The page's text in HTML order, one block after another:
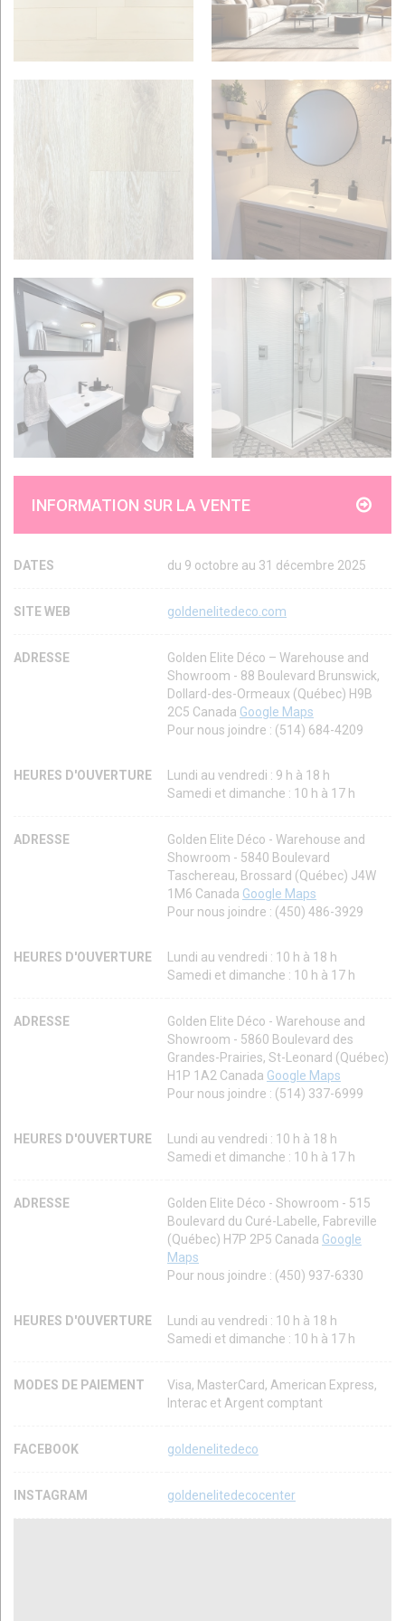
INFORMATION SUR LA VENTE
DATES du 9 octobre au 31 décembre 2025
SITE WEB goldenelitedeco.com
ADRESSE
Golden Elite Déco – Warehouse and
Showroom - 88 Boulevard Brunswick,
Dollard-des-Ormeaux (Québec) H9B
2C5 Canada Google Maps
Pour nous joindre : (514) 684-4209
HEURES D'OUVERTURE
Lundi au vendredi : 9 h à 18 h
Samedi et dimanche : 10 h à 17 h
ADRESSE
Golden Elite Déco - Warehouse and
Showroom - 5840 Boulevard
Taschereau, Brossard (Québec) J4W
1M6 Canada Google Maps
Pour nous joindre : (450) 486-3929
HEURES D'OUVERTURE
Lundi au vendredi : 10 h à 18 h
Samedi et dimanche : 10 h à 17 h
ADRESSE
Golden Elite Déco - Warehouse and
Showroom - 5860 Boulevard des
Grandes-Prairies, St-Leonard (Québec)
H1P 1A2 Canada Google Maps
Pour nous joindre : (514) 337-6999
HEURES D'OUVERTURE
Lundi au vendredi : 10 h à 18 h
Samedi et dimanche : 10 h à 17 h
ADRESSE
Golden Elite Déco - Showroom - 515
Boulevard du Curé-Labelle, Fabreville
(Québec) H7P 2P5 Canada Google
Maps
Pour nous joindre : (450) 937-6330
HEURES D'OUVERTURE
Lundi au vendredi : 10 h à 18 h
Samedi et dimanche : 10 h à 17 h
MODES DE PAIEMENT
Visa, MasterCard, American Express,
Interac et Argent comptant
FACEBOOK goldenelitedeco
INSTAGRAM goldenelitedecocenter